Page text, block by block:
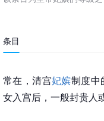
条目
常在，清宫妃嫔制度中
女入宫后，一般封贵人